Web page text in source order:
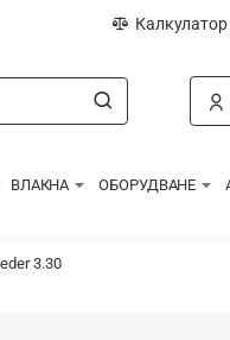
ВЛАКНА ОБОРУДВАНЕ
3.30